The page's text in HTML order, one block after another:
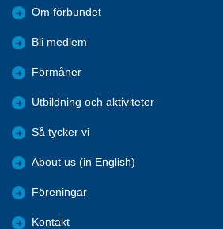
Om förbundet
Bli medlem
Förmåner
Utbildning och aktiviteter
Så tycker vi
About us (in English)
Föreningar
Kontakt